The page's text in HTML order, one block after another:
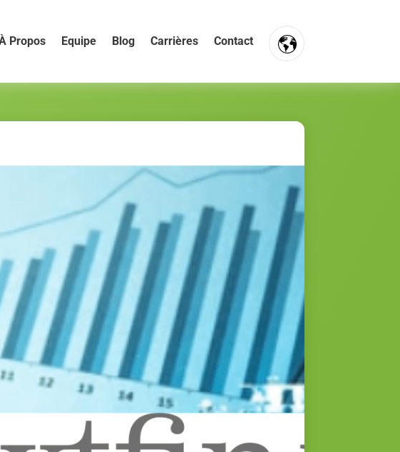
Propos Equipe Blog Carrières Contact
FR